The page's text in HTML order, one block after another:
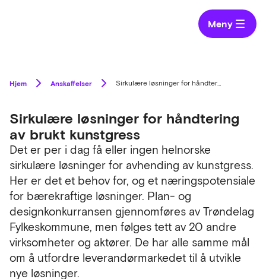
Meny
Hjem Anskaffelser Sirkulære løsninger for håndtering av brukt kunstgress
Sirkulære løsninger for håndtering
av brukt kunstgress
Det er per i dag få eller ingen helnorske
sirkulære løsninger for avhending av kunstgress.
Her er det et behov for, og et næringspotensiale
for bærekraftige løsninger. Plan- og
designkonkurransen gjennomføres av Trøndelag
Fylkeskommune, men følges tett av 20 andre
virksomheter og aktører. De har alle samme mål
om å utfordre leverandørmarkedet til å utvikle
nye løsninger.